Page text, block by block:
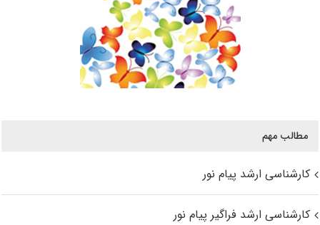
مطالب مهم
کارشناسی ارشد پیام نور
کارشناسی ارشد فراگیر پیام نور